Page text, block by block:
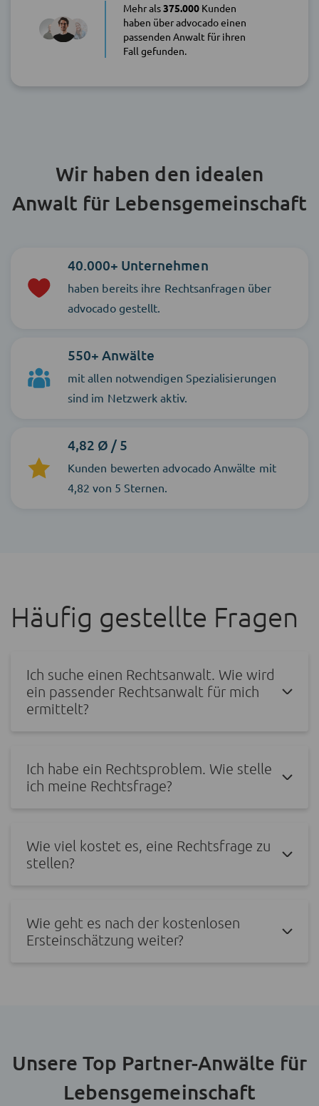
Mehr als375.000Kunden
haben über advocado einen
passenden Anwalt für ihren
Fall gefunden.
Wir haben den idealen
Anwalt für Lebensgemeinschaft
40.000+ Unternehmen
haben bereits ihre Rechtsanfragen über
advocado gestellt.
550+ Anwälte
mit allen notwendigen Spezialisierungen
sind im Netzwerk aktiv.
4,82 Ø / 5
Kunden bewerten advocado Anwälte mit
4,82 von 5 Sternen.
Häufig gestellte Fragen
Ich suche einen Rechtsanwalt. Wie wird
ein passender Rechtsanwalt für mich
ermittelt?
Ich habe ein Rechtsproblem. Wie stelle
ich meine Rechtsfrage?
Wie viel kostet es, eine Rechtsfrage zu
stellen?
Wie geht es nach der kostenlosen
Ersteinschätzung weiter?
Unsere Top Partner-Anwälte für
Lebensgemeinschaft